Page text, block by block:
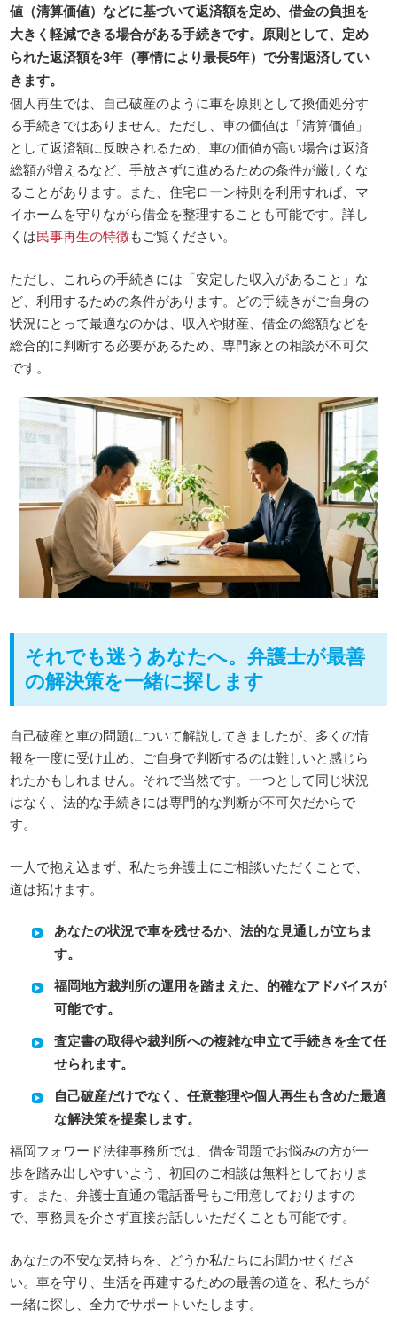
値（清算価値）などに基づいて返済額を定め、借金の負担を
大きく軽減できる場合がある手続きです。原則として、定め
られた返済額を3年（事情により最長5年）で分割返済してい
きます。
個人再生では、自己破産のように車を原則として換価処分す
る手続きではありません。ただし、車の価値は「清算価値」
として返済額に反映されるため、車の価値が高い場合は返済
総額が増えるなど、手放さずに進めるための条件が厳しくな
ることがあります。また、住宅ローン特則を利用すれば、マ
イホームを守りながら借金を整理することも可能です。詳し
くは民事再生の特徴もご覧ください。
ただし、これらの手続きには「安定した収入があること」な
ど、利用するための条件があります。どの手続きがご自身の
状況にとって最適なのかは、収入や財産、借金の総額などを
総合的に判断する必要があるため、専門家との相談が不可欠
です。
それでも迷うあなたへ。弁護士が最善
の解決策を一緒に探します
自己破産と車の問題について解説してきましたが、多くの情
報を一度に受け止め、ご自身で判断するのは難しいと感じら
れたかもしれません。それで当然です。一つとして同じ状況
はなく、法的な手続きには専門的な判断が不可欠だからで
す。
一人で抱え込まず、私たち弁護士にご相談いただくことで、
道は拓けます。
あなたの状況で車を残せるか、法的な見通しが立ちま
す。
福岡地方裁判所の運用を踏まえた、的確なアドバイスが
可能です。
査定書の取得や裁判所への複雑な申立て手続きを全て任
せられます。
自己破産だけでなく、任意整理や個人再生も含めた最適
な解決策を提案します。
福岡フォワード法律事務所では、借金問題でお悩みの方が一
歩を踏み出しやすいよう、初回のご相談は無料としておりま
す。また、弁護士直通の電話番号もご用意しておりますの
で、事務員を介さず直接お話しいただくことも可能です。
あなたの不安な気持ちを、どうか私たちにお聞かせくださ
い。車を守り、生活を再建するための最善の道を、私たちが
一緒に探し、全力でサポートいたします。